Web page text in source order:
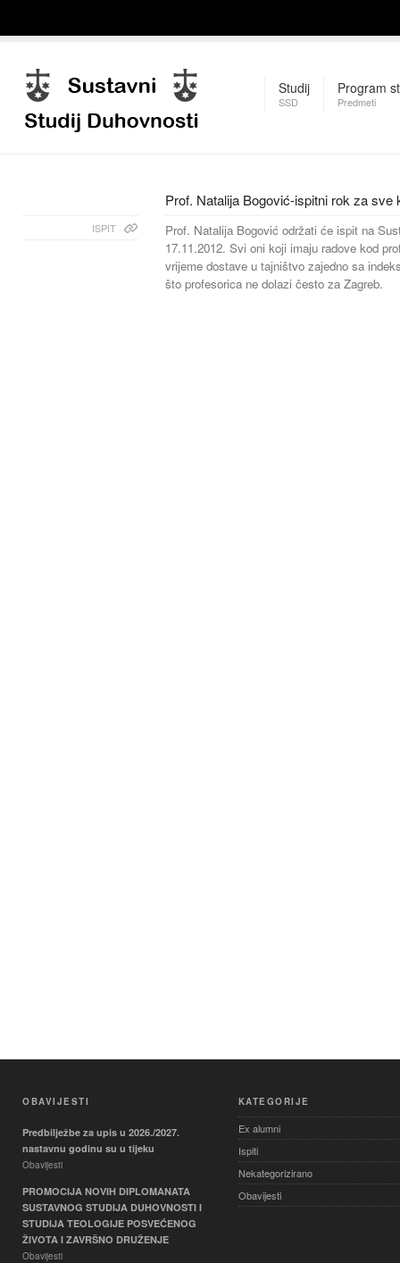
Studij
SSD
Program
Predmeti
Prof. Natalija Bogović-ispitni rok za sve
ISPIT
Prof. Natalija Bogović održati će ispit na
17.11.2012. Svi oni koji imaju radove kod
vrijeme dostave u tajništvo zajedno sa
što profesorica ne dolazi često za Zagreb.
OBAVIJESTI
Predbilježbe za upis u 2026./2027.
nastavnu godinu su u tijeku
Obavijesti
PROMOCIJA NOVIH DIPLOMANATA
SUSTAVNOG STUDIJA DUHOVNOSTI I
STUDIJA TEOLOGIJE POSVEĆENOG
ŽIVOTA I ZAVRŠNO DRUŽENJE
Obavijesti
KATEGORIJE
Ex alumni
Ispiti
Nekategorizirano
Obavijesti